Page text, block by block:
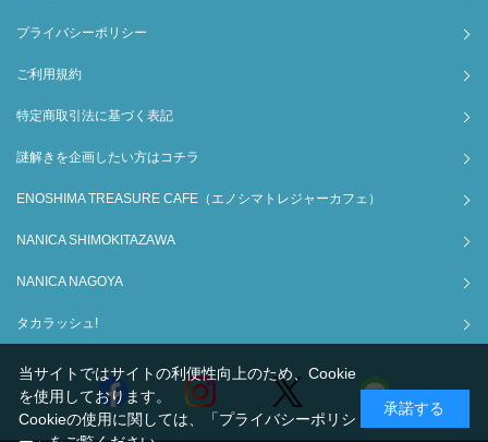
プライバシーポリシー
ご利用規約
特定商取引法に基づく表記
謎解きを企画したい方はコチラ
ENOSHIMA TREASURE CAFE（エノシマトレジャーカフェ）
NANICA SHIMOKITAZAWA
NANICA NAGOYA
タカラッシュ!
当サイトではサイトの利便性向上のため、Cookie
を使用しております。
Cookieの使用に関しては、
「プライバシーポリシ
承諾する